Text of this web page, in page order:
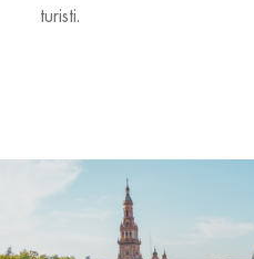
turisti.